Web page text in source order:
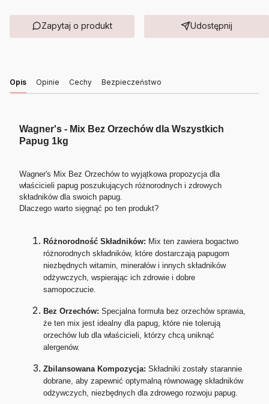
Zapytaj o produkt Udostępnij
Opis Opinie Cechy Bezpieczeństwo
Wagner's - Mix Bez Orzechów dla Wszystkich
Papug 1kg
Wagner's Mix Bez Orzechów to wyjątkowa propozycja dla
właścicieli papug poszukujących różnorodnych i zdrowych
składników dla swoich papug.
Dlaczego warto sięgnąć po ten produkt?
Różnorodność Składników: Mix ten zawiera bogactwo
różnorodnych składników, które dostarczają papugom
niezbędnych witamin, minerałów i innych składników
odżywczych, wspierając ich zdrowie i dobre
samopoczucie.
Bez Orzechów: Specjalna formuła bez orzechów sprawia,
że ten mix jest idealny dla papug, które nie tolerują
orzechów lub dla właścicieli, którzy chcą uniknąć
alergenów.
Zbilansowana Kompozycja: Składniki zostały starannie
dobrane, aby zapewnić optymalną równowagę składników
odżywczych, niezbędnych dla zdrowego rozwoju papug.